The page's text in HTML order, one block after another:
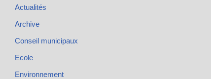
Actualités
Archive
Conseil municipaux
Ecole
Environnement